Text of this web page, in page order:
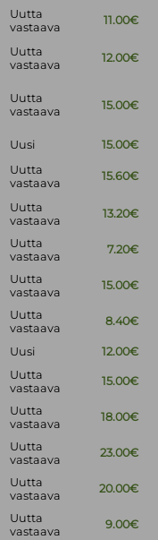
Uutta
vastaava
11.00€
Uutta
vastaava
12.00€
Uutta
vastaava
15.00€
Uusi
15.00€
Uutta
vastaava
15.60€
Uutta
vastaava
13.20€
Uutta
vastaava
7.20€
Uutta
vastaava
15.00€
Uutta
vastaava
8.40€
Uusi 12.00€
Uutta
vastaava
15.00€
Uutta
vastaava
18.00€
Uutta
vastaava
23.00€
Uutta
vastaava
20.00€
Uutta
vastaava
9.00€